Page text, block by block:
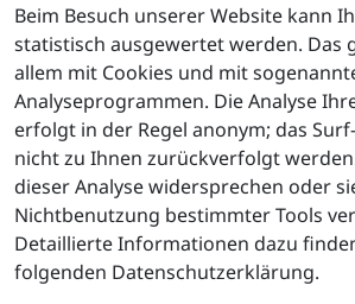
Beim Besuch unserer Website kann
statistisch ausgewertet werden. Das
allem mit Cookies und mit
Analyseprogrammen. Die Analyse
erfolgt in der Regel anonym; das
nicht zu Ihnen zurückverfolgt
dieser Analyse widersprechen oder
Nichtbenutzung bestimmter Tools
Detaillierte Informationen dazu
folgenden Datenschutzerklärung.